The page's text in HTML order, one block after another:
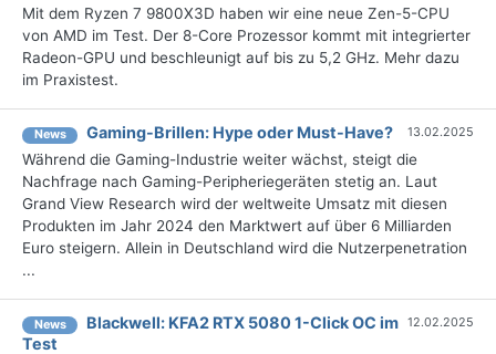
Mit dem Ryzen 7 9800X3D haben wir eine neue Zen-5-CPU
von AMD im Test. Der 8-Core Prozessor kommt mit integrierter
Radeon-GPU und beschleunigt auf bis zu 5,2 GHz. Mehr dazu
im Praxistest.
News Gaming-Brillen: Hype oder Must-Have? 13.02.2025
Während die Gaming-Industrie weiter wächst, steigt die
Nachfrage nach Gaming-Peripheriegeräten stetig an. Laut
Grand View Research wird der weltweite Umsatz mit diesen
Produkten im Jahr 2024 den Marktwert auf über 6 Milliarden
Euro steigern. Allein in Deutschland wird die Nutzerpenetration
...
News
Blackwell: KFA2 RTX 5080 1-Click OC im
Test
12.02.2025